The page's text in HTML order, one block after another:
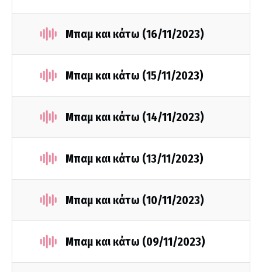
Μπαμ και κάτω (16/11/2023)
Μπαμ και κάτω (15/11/2023)
Μπαμ και κάτω (14/11/2023)
Μπαμ και κάτω (13/11/2023)
Μπαμ και κάτω (10/11/2023)
Μπαμ και κάτω (09/11/2023)